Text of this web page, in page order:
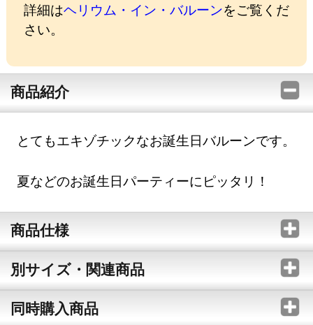
詳細はヘリウム・イン・バルーンをご覧くだ
さい。
商品紹介
とてもエキゾチックなお誕生日バルーンです。
夏などのお誕生日パーティーにピッタリ！
商品仕様
別サイズ・関連商品
同時購入商品